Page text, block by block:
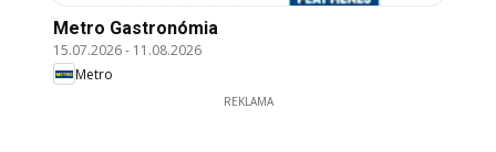
Metro Gastronómia
15.07.2026- 11.08.2026
Metro
REKLAMA